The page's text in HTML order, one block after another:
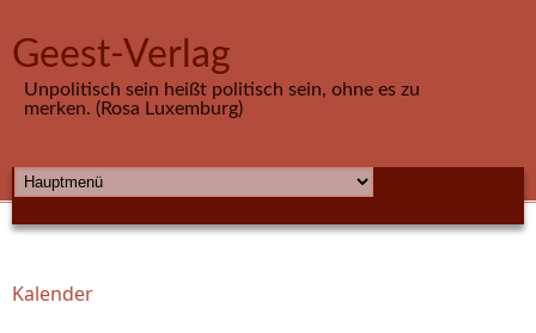
Geest-Verlag
Unpolitisch sein heißt politisch sein, ohne es zu
merken. (Rosa Luxemburg)
HAUPTMENÜ
Sie sind hier
Kalender